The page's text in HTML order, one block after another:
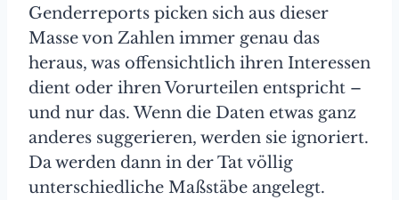
Genderreports picken sich aus dieser
Masse von Zahlen immer genau das
heraus, was offensichtlich ihren Interessen
dient oder ihren Vorurteilen entspricht –
und nur das. Wenn die Daten etwas ganz
anderes suggerieren, werden sie ignoriert.
Da werden dann in der Tat völlig
unterschiedliche Maßstäbe angelegt.